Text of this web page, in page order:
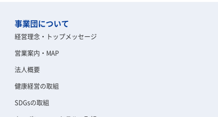
事業団について
経営理念・トップメッセージ
営業案内・MAP
法人概要
健康経営の取組
SDGsの取組